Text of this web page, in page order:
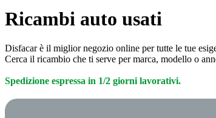
Ricambi auto usati
Disfacar è il miglior negozio online per tutte le tue
Cerca il ricambio che ti serve per marca, modello o
Spedizione espressa in 1/2 giorni lavorativi.